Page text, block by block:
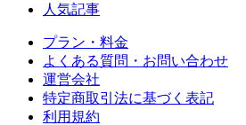
人気記事
プラン・料金
よくある質問・お問い合わせ
運営会社
特定商取引法に基づく表記
利用規約